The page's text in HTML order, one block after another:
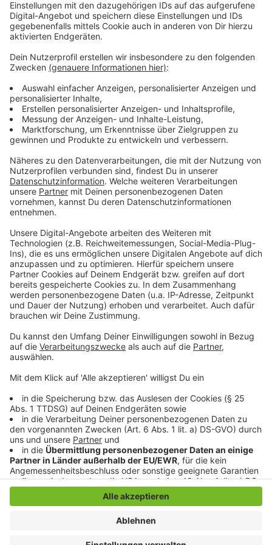
Vorstellen brauchen wir ihn euch nicht. Seit 2003
treibt Jürgen Bangert nun als "Elvis Eifel" seine Späße
Aber selbst seine 'Opfer' müssen am Ende mit lachen -
wenn auch nicht immer. Und weil ihr nicht genug von
ihm bekommen könnt, ist Elvis nun unter die Podcaster
gegangen. Somit steht euch Elvis rund um die Uhr zur
Verfügung. Hier bekommt Ihr außerdem den
"Directors-Cut" - die Original-Telefonate in längerer
"Opfern" über die Telefonate aus den letzten zwei
Jahrzehnten unterhalten. Wir erfahren auch, wie es ihm
dabei ergangen ist und wobei er selbst mal ins
Schleudern gekommen ist. Viel Spaß beim Zuhören und
klingelt. Es muss ja nicht unbedingt Elvis Eifel dran
sein.
Anzeige
Anzeige
Anzeige
Anzeige